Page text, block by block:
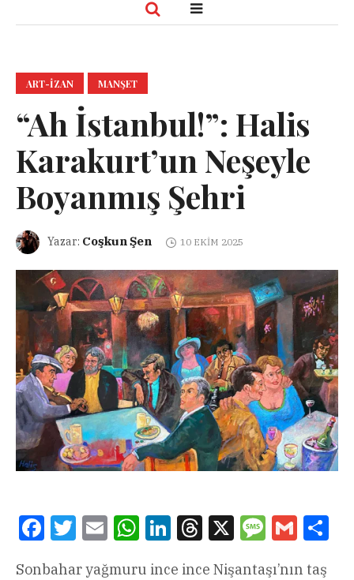
ART-IZAN MANŞET
“Ah İstanbul!”: Halis
Karakurt’un Neşeyle
Boyanmış Şehri
Yazar: Coşkun Şen 10 EKIM 2025
FacebookTwitterEmail WhatsAppLinkedInThreads
X Message
Gmail
Sonbahar yağmuru ince ince Nişantaşı’nın taş